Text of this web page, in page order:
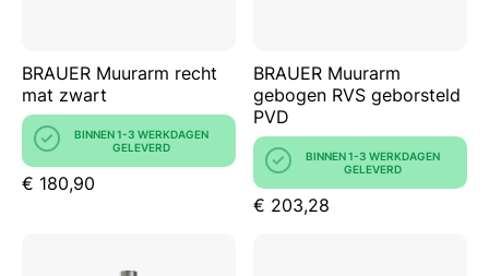
BRAUER Muurarm recht
mat zwart
BINNEN 1-3 WERKDAGEN
GELEVERD
€ 180,90
BRAUER Muurarm
gebogen RVS geborsteld
PVD
BINNEN 1-3 WERKDAGEN
GELEVERD
€ 203,28